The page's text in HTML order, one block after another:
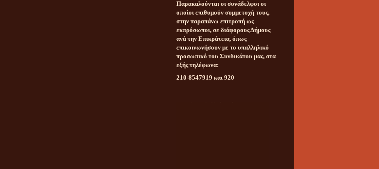
Παρακαλούνται οι συνάδελφοι οι
οποίοι επιθυμούν συμμετοχή τους,
στην παραπάνω επιτροπή ως
εκπρόσωποι, σε διάφορους Δήμους
ανά την Επικράτεια, όπως
επικοινωνήσουν με το υπαλληλικό
προσωπικό του Συνδικάτου μας, στα
εξής τηλέφωνα:
210-8547919 και 920